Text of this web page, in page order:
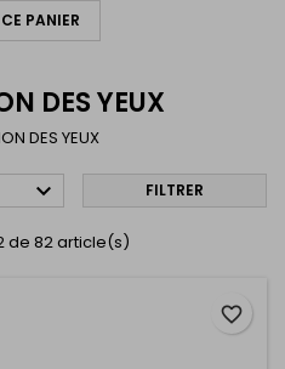
PANIER
DES YEUX
DES YEUX
 FILTRER
de 82 article(s)
favorite_border